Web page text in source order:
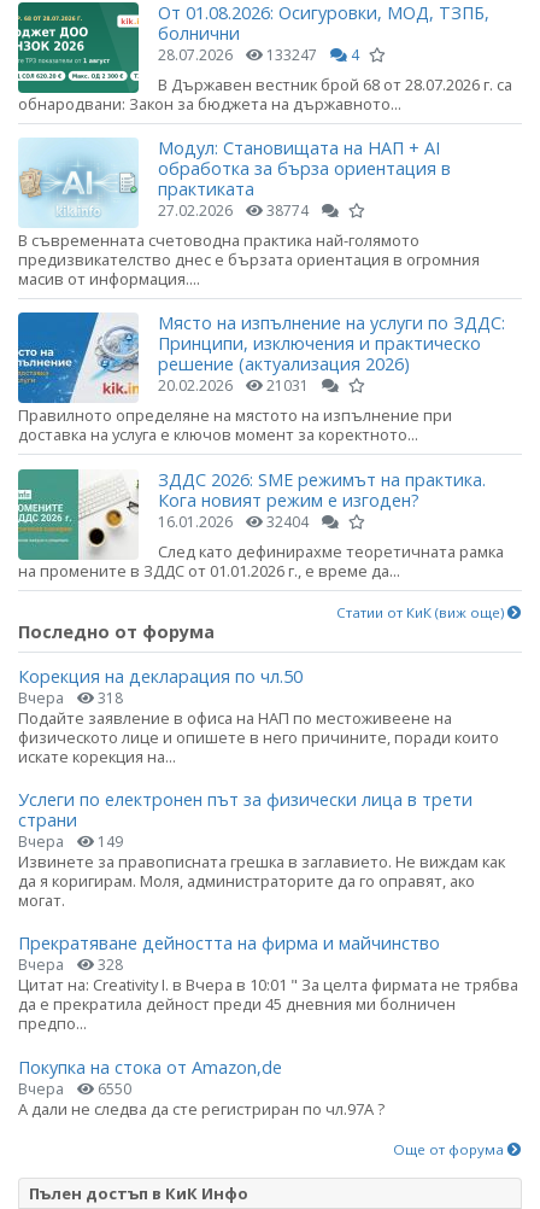
От 01.08.2026: Осигуровки, МОД, ТЗПБ,
болнични
28.07.2026 133247 4
В Държавен вестник брой 68 от 28.07.2026 г. са
обнародвани: Закон за бюджета на държавното...
Модул: Становищата на НАП + AI
обработка за бърза ориентация в
практиката
27.02.2026 38774
В съвременната счетоводна практика най-голямото
предизвикателство днес е бързата ориентация в огромния
масив от информация....
Място на изпълнение на услуги по ЗДДС:
Принципи, изключения и практическо
решение (актуализация 2026)
20.02.2026 21031
Правилното определяне на мястото на изпълнение при
доставка на услуга е ключов момент за коректното...
ЗДДС 2026: SME режимът на практика.
Кога новият режим е изгоден?
16.01.2026 32404
След като дефинирахме теоретичната рамка
на промените в ЗДДС от 01.01.2026 г., е време да...
Статии от КиК (виж още)
Последно от форума
Корекция на декларация по чл.50
Вчера 318
Подайте заявление в офиса на НАП по местоживеене на
физическото лице и опишете в него причините, поради които
искате корекция на...
Услеги по електронен път за физически лица в трети
страни
Вчера 149
Извинете за правописната грешка в заглавието. Не виждам как
да я коригирам. Моля, администраторите да го оправят, ако
могат.
Прекратяване дейността на фирма и майчинство
Вчера 328
Цитат на: Creativity I. в Вчера в 10:01 " За целта фирмата не трябва
да е прекратила дейност преди 45 дневния ми болничен
предпо...
Покупка на стока от Amazon,de
Вчера 6550
А дали не следва да сте регистриран по чл.97А ?
Още от форума
Пълен достъп в КиК Инфо